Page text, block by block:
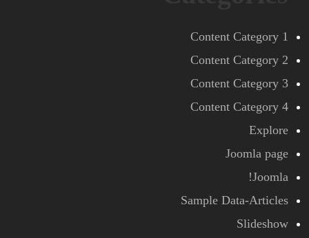
Content Category 1
Content Category 2
Content Category 3
Content Category 4
Explore
Joomla page
Joomla!
Sample Data-Articles
Slideshow